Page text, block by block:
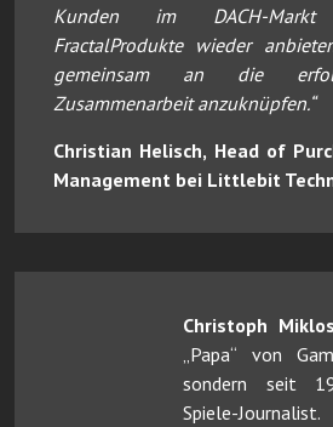
Kunden im DACH-
FractalProdukte wieder
gemeinsam an die
Zusammenarbeit anzuknüpfen.“
Christian Helisch, Head of
Management bei Littlebit
Christoph Miklos
„Papa“ von
sondern seit
Spiele-